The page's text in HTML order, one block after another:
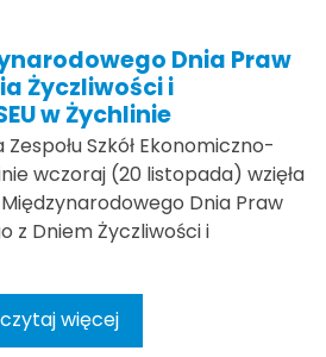
Dnia Praw
Życzliwości i
w Żychlinie
Szkół Ekonomiczno-
wczoraj (20 listopada) wzięła
Dnia Praw
z Dniem Życzliwości i
czytaj więcej